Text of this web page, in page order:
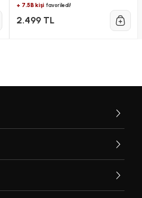
+ 7.5B kişifavoriledi!
2.499 TL